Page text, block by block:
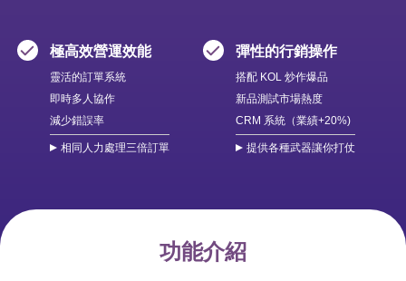
極高效營運效能
靈活的訂單系統
即時多人協作
減少錯誤率
相同人力處理三倍訂單
彈性的行銷操作
搭配 KOL 炒作爆品
新品測試市場熱度
CRM 系統（業績+20%)
提供各種武器讓你打仗
功能介紹